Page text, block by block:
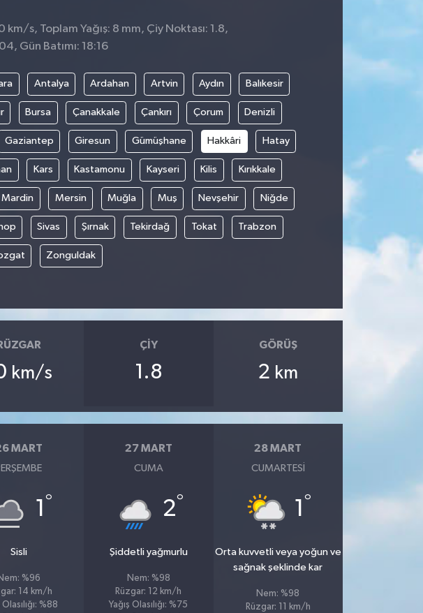
km/s, Toplam Yağış: 8 mm, Çiy Noktası: 1.8,
Gün Batımı: 18:16
Antalya Ardahan Artvin Aydın Balıkesir
Bursa Çanakkale Çankırı Çorum Denizli
Gaziantep Giresun Gümüşhane Hakkâri Hatay
Kars Kastamonu Kayseri Kilis Kırıkkale
Mardin Mersin Muğla Muş Nevşehir Niğde
Sivas Şırnak Tekirdağ Tokat Trabzon
Zonguldak
km/s
ÇIY
1.8
GÖRÜŞ
2 km
MART
1 °
Sisli
%96
14 km/h
Olasılığı: %88
27 MART
CUMA
2°
Şiddetli yağmurlu
Nem: %98
Rüzgar: 12 km/h
Yağış Olasılığı: %75
28 MART
CUMARTESI
1 °
Orta kuvvetli veya yoğun ve
sağnak şeklinde kar
Nem: %98
Rüzgar: 11 km/h